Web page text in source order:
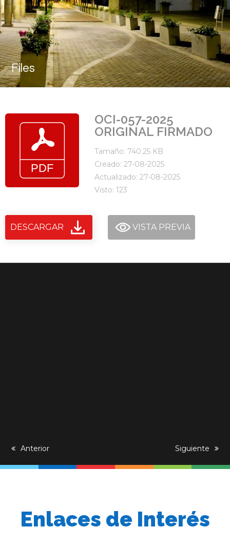
Files
OCI-057-2025
ORIGINAL FIRMADO
Tamaño: 740.25 KB
Creado: 27-08-2025
Actualizado: 27-08-2025
Visto: 123
DESCARGAR VISTA PREVIA
previous
Anterior
next
Siguiente
Enlaces de Interés